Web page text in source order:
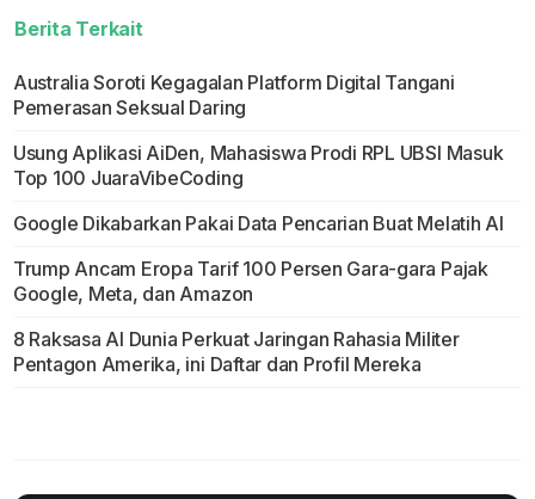
Berita Terkait
Australia Soroti Kegagalan Platform Digital Tangani
Pemerasan Seksual Daring
Usung Aplikasi AiDen, Mahasiswa Prodi RPL UBSI Masuk
Top 100 JuaraVibeCoding
Google Dikabarkan Pakai Data Pencarian Buat Melatih Al
Trump Ancam Eropa Tarif 100 Persen Gara-gara Pajak
Google, Meta, dan Amazon
8 Raksasa AI Dunia Perkuat Jaringan Rahasia Militer
Pentagon Amerika, ini Daftar dan Profil Mereka